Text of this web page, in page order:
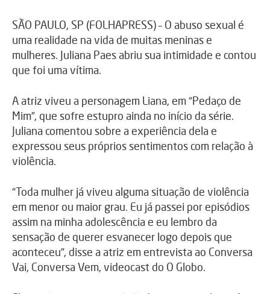
SÃO PAULO, SP (FOLHAPRESS) – O abuso sexual é
uma realidade na vida de muitas meninas e
mulheres. Juliana Paes abriu sua intimidade e contou
que foi uma vítima.
A atriz viveu a personagem Liana, em “Pedaço de
Mim”, que sofre estupro ainda no início da série.
Juliana comentou sobre a experiência dela e
expressou seus próprios sentimentos com relação à
violência.
“Toda mulher já viveu alguma situação de violência
em menor ou maior grau. Eu já passei por episódios
assim na minha adolescência e eu lembro da
sensação de querer esvanecer logo depois que
aconteceu”, disse a atriz em entrevista ao Conversa
Vai, Conversa Vem, videocast do O Globo.